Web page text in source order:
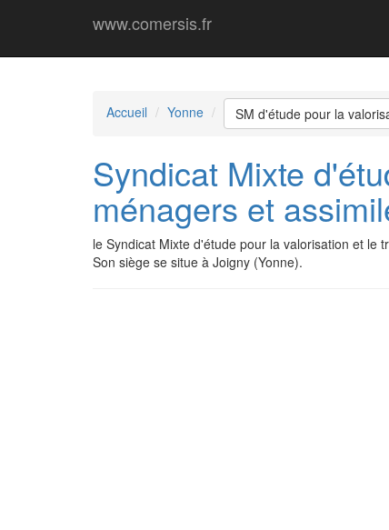
www.comersis.fr
Accueil Yonne SM d'étude pour la
Syndicat Mixte
ménagers et
le Syndicat Mixte d'étude pour la valorisation et le
Son siège se situe à Joigny (Yonne).